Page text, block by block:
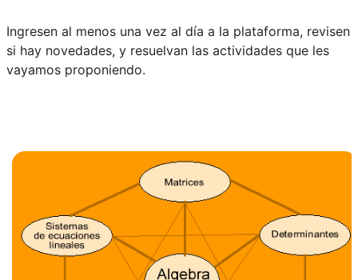
Ingresen al menos una vez al día a la plataforma, revisen
si hay novedades, y resuelvan las actividades que les
vayamos proponiendo.